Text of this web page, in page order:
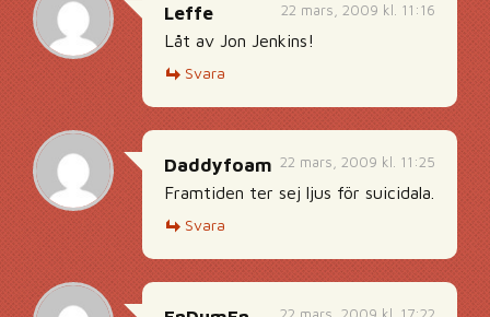
22 mars, 2009 kl. 11:16
Leffe
Låt av Jon Jenkins!
Svara
22 mars, 2009 kl. 11:25
Daddyfoam
Framtiden ter sej ljus för suicidala.
Svara